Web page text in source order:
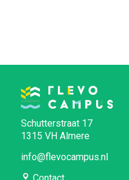
Schutterstraat 17
1315 VH Almere
info@flevocampus.nl
Contact